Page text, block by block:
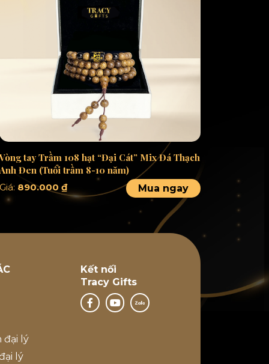
Vòng tay Trầm 108 hạt “Đại Cát” Mix Đá Thạch
Anh Đen (Tuổi trầm 8-10 năm)
Giá: 890.000₫ Mua ngay
đại lý
lý
Kết nối
Tracy Gifts